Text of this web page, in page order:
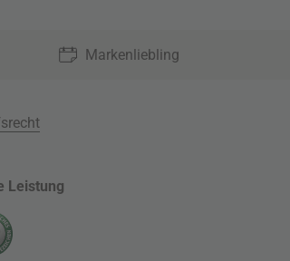
Markenliebling
Leistung